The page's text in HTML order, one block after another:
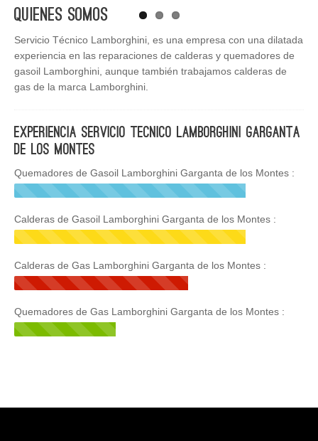
Quienes Somos
Servicio Técnico Lamborghini, es una empresa con una dilatada
experiencia en las reparaciones de calderas y quemadores de
gasoil Lamborghini, aunque también trabajamos calderas de
gas de la marca Lamborghini.
Experiencia Servicio Tecnico Lamborghini Garganta
de los Montes
Quemadores de Gasoil Lamborghini Garganta de los Montes :
Calderas de Gasoil Lamborghini Garganta de los Montes :
Calderas de Gas Lamborghini Garganta de los Montes :
Quemadores de Gas Lamborghini Garganta de los Montes :